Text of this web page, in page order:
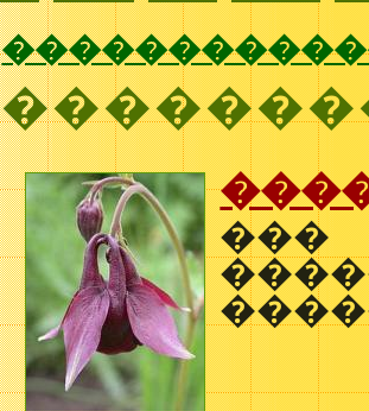
���